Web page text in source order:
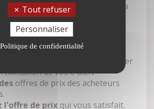
les diagnostics nécessaires à la
de votre bien.
leservice négociation de votre
disposer d'une estimation au
du marché.
pour officialiser
de votre bien.
offres de prix des acheteurs
l'offre de prix qui vous satisfait.
Tout refuser
Personnaliser
Politique de confidentialité